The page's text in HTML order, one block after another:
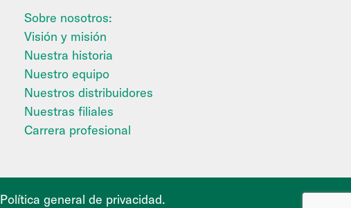
Sobre nosotros:
Visión y misión
Nuestra historia
Nuestro equipo
Nuestros distribuidores
Nuestras filiales
Carrera profesional
Política general de privacidad.